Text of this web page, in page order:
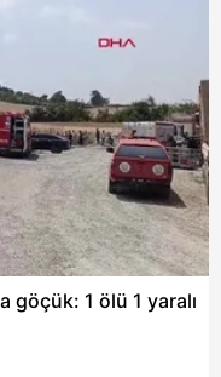
Kanunu uyarınca
ve sitemizde
çerezlerle ilgili bilgi
göçük: 1 ölü 1 yaralı